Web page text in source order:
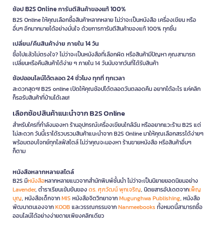
ช้อป B2S Online การันตีสินค้าของแท้ 100%
B2S Online ให้คุณเลือกซื้อสินค้าหลากหลาย ไม่ว่าจะเป็นหนังสือ เครื่องเขียน หรือ
อื่นๆ อีกมากมายได้อย่างมั่นใจ ด้วยการการันตีสินค้าของแท้ 100% ทุกชิ้น
เปลี่ยน/คืนสินค้าง่าย ภายใน 14 วัน
ซื้อไปแล้วไม่ตรงใจ? ไม่ว่าจะเป็นหนังสือที่เลือกผิด หรือสินค้ามีปัญหา คุณสามารถ
เปลี่ยนหรือคืนสินค้าได้ง่าย ๆ ภายใน 14 วันนับจากวันที่ได้รับสินค้า
ช้อปออนไลน์ได้ตลอด 24 ชั่วโมง ทุกที่ ทุกเวลา
สะดวกสุดๆ! B2S online เปิดให้คุณช้อปได้ตลอดวันตลอดคืน อยากได้อะไร แค่คลิก
ก็รอรับสินค้าที่บ้านได้เลย!
เลือกช้อปสินค้าแนะนำจาก B2S Online
สำหรับใครที่กำลังมองหา ร้านอุปกรณ์เครื่องเขียนใกล้ฉัน หรืออยากแวะร้าน B2S แต่
ไม่สะดวก วันนี้เราได้รวบรวมสินค้าแนะนำจาก B2S Online มาให้คุณเลือกสรรได้ง่ายๆ
พร้อมตอบโจทย์ทุกไลฟ์สไตล์ ไม่ว่าคุณจะมองหา ร้านขายหนังสือ หรือสินค้าอื่นๆ
ก็ตาม
หนังสือหลากหลายสไตล์
B2S มีหนังสือหลากหลายแนวจากสำนักพิมพ์ชั้นนำ ไม่ว่าจะเป็นนิยายยอดนิยมอย่าง
Lavender, ตำราเรียนเข้มข้นของดร. ศุภวัฒน์ พุกเจริญ, นิตยสารอัปเดตจากเพ็ญ
บุญ, หนังสือเด็กจากMIS หนังสือจิตวิทยาจากMugunghwa Publishing, หนังสือ
พัฒนาตนเองจากKOOB และวรรณกรรมจากNanmeebooks ทั้งหมดนี้สามารถซื้อ
ออนไลน์ได้อย่างง่ายดายเพียงคลิกเดียว